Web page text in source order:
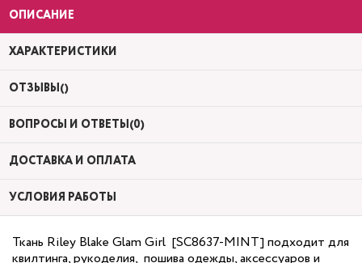
ОПИСАНИЕ
ХАРАКТЕРИСТИКИ
ОТЗЫВЫ()
ВОПРОСЫ И ОТВЕТЫ(0)
ДОСТАВКА И ОПЛАТА
УСЛОВИЯ РАБОТЫ
Ткань Riley Blake Glam Girl [SC8637-MINT] подходит для
квилтинга, рукоделия, пошива одежды, аксессуаров и